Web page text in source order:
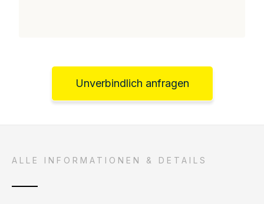
Unverbindlich anfragen
ALLE INFORMATIONEN & DETAILS